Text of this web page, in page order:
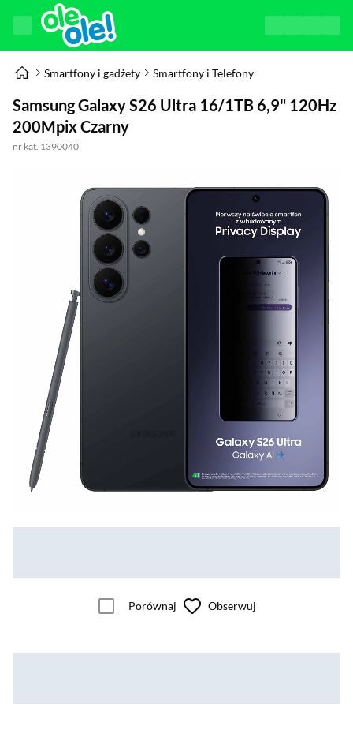
Smartfony i gadżety Smartfony i Telefony
Samsung Galaxy S26 Ultra 16/1TB 6,9" 120Hz
200Mpix Czarny
nr kat. 1390040
Porównaj Obserwuj